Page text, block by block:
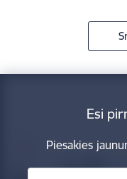
Esi
Piesakies